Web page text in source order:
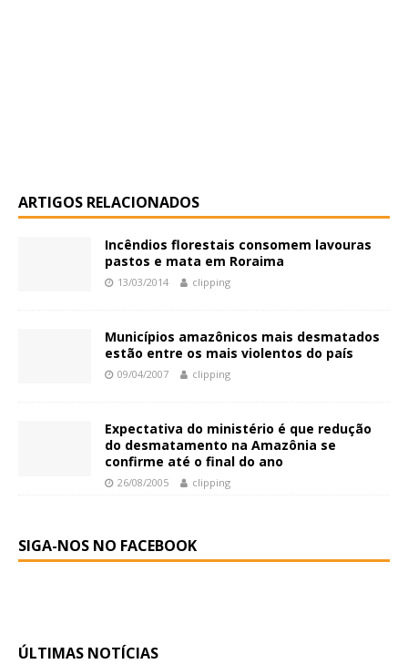
ARTIGOS RELACIONADOS
Incêndios florestais consomem lavouras
pastos e mata em Roraima
13/03/2014 clipping
Municípios amazônicos mais desmatados
estão entre os mais violentos do país
09/04/2007 clipping
Expectativa do ministério é que redução
do desmatamento na Amazônia se
confirme até o final do ano
26/08/2005 clipping
SIGA-NOS NO FACEBOOK
ÚLTIMAS NOTÍCIAS